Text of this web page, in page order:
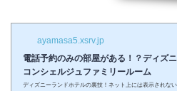
ラした夢の国を可愛い我が子に見せたかったのに・・・。
ayamasa5.xsrv.jp
電話予約のみの部屋がある！？ディズ
コンシェルジュファミリールーム
ディズニーランドホテルの裏技！ネット上には表示されな